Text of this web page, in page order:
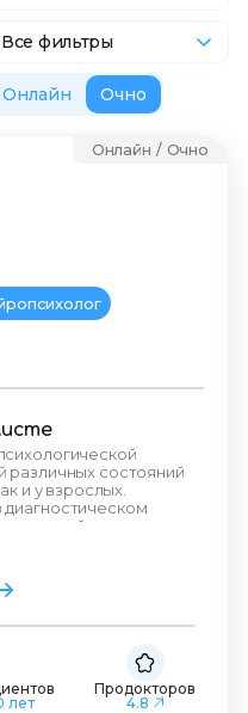
Все фильтры
Онлайн Очно
Онлайн / Очно
различных состояний
и у взрослых.
широкий арсенал ме
лет
Продокторов
4.8